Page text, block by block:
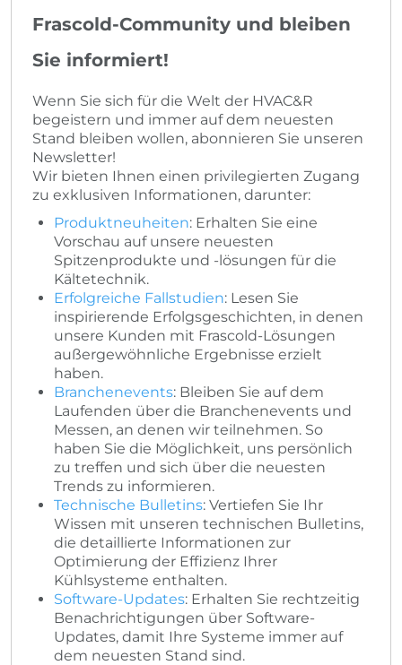
Frascold-Community und bleiben
Sie informiert!
Wenn Sie sich für die Welt der HVAC&R
begeistern und immer auf dem neuesten
Stand bleiben wollen, abonnieren Sie unseren
Newsletter!
Wir bieten Ihnen einen privilegierten Zugang
zu exklusiven Informationen, darunter:
Produktneuheiten: Erhalten Sie eine
Vorschau auf unsere neuesten
Spitzenprodukte und -lösungen für die
Kältetechnik.
Erfolgreiche Fallstudien: Lesen Sie
inspirierende Erfolgsgeschichten, in denen
unsere Kunden mit Frascold-Lösungen
außergewöhnliche Ergebnisse erzielt
haben.
Branchenevents: Bleiben Sie auf dem
Laufenden über die Branchenevents und
Messen, an denen wir teilnehmen. So
haben Sie die Möglichkeit, uns persönlich
zu treffen und sich über die neuesten
Trends zu informieren.
Technische Bulletins: Vertiefen Sie Ihr
Wissen mit unseren technischen Bulletins,
die detaillierte Informationen zur
Optimierung der Effizienz Ihrer
Kühlsysteme enthalten.
Software-Updates: Erhalten Sie rechtzeitig
Benachrichtigungen über Software-
Updates, damit Ihre Systeme immer auf
dem neuesten Stand sind.